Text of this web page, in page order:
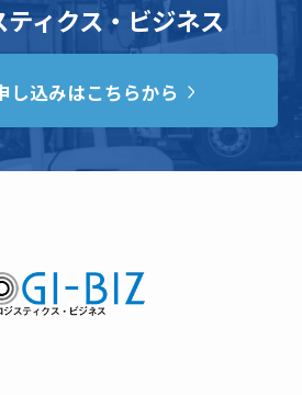
ィクス・ビジネス
し込みはこちらから